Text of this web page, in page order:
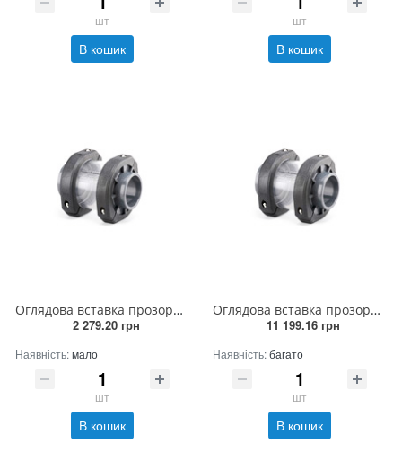
шт
В кошик
шт
В кошик
Оглядова вставка прозора 63 мм
2 279.20 грн
Наявність:мало
шт
В кошик
Оглядова вставка прозора 200 мм
11 199.16 грн
Наявність:багато
шт
В кошик